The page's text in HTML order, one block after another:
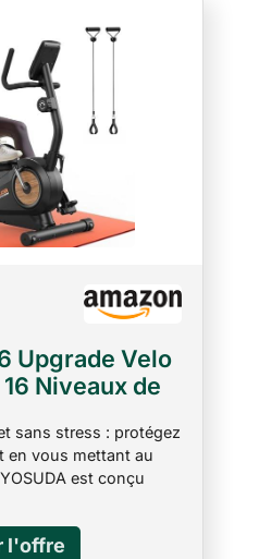
Upgrade Velo
Niveaux de
Bluetooth,
Intégrée,
pour
190 CM, RC-
sans stress : protégez
en vous mettant au
est conçu
conçu pour les
enceintes et les